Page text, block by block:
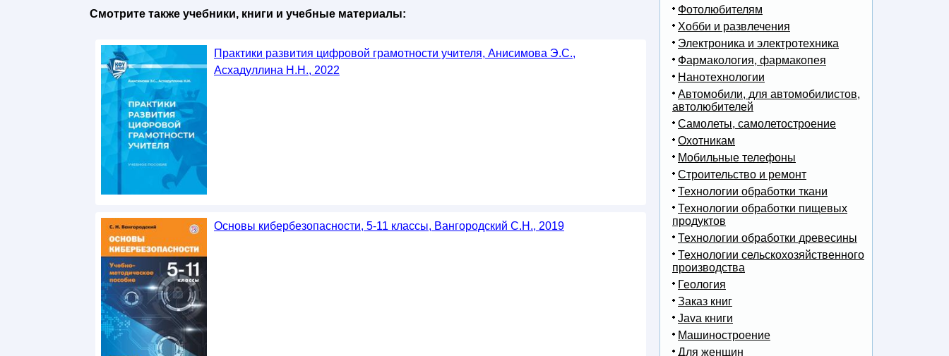
Смотрите также учебники, книги и учебные материалы:
Практики развития цифровой грамотности учителя, Анисимова Э.С.,
Асхадуллина Н.Н., 2022
Основы кибербезопасности, 5-11 классы, Вангородский С.Н., 2019
Фотолюбителям
Хобби и развлечения
Электроника и электротехника
Фармакология, фармакопея
Нанотехнологии
Автомобили, для автомобилистов,
автолюбителей
Самолеты, самолетостроение
Охотникам
Мобильные телефоны
Строительство и ремонт
Технологии обработки ткани
Технологии обработки пищевых
продуктов
Технологии обработки древесины
Технологии сельскохозяйственного
производства
Геология
Заказ книг
Java книги
Машиностроение
Для женщин